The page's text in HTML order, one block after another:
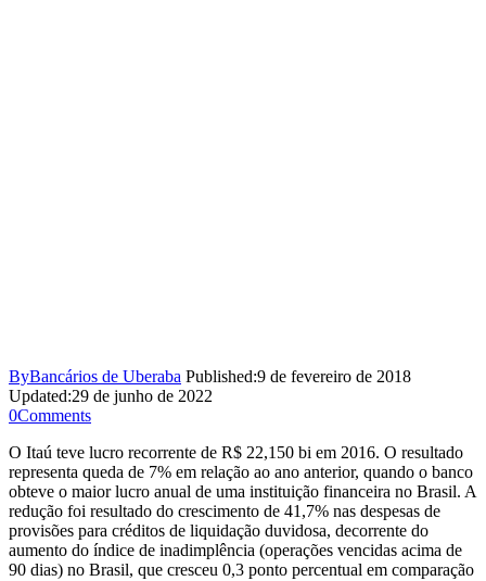
ByBancários de Uberaba Published:9 de fevereiro de 2018
Updated:29 de junho de 2022
0Comments
O Itaú teve lucro recorrente de R$ 22,150 bi em 2016. O resultado
representa queda de 7% em relação ao ano anterior, quando o banco
obteve o maior lucro anual de uma instituição financeira no Brasil. A
redução foi resultado do crescimento de 41,7% nas despesas de
provisões para créditos de liquidação duvidosa, decorrente do
aumento do índice de inadimplência (operações vencidas acima de
90 dias) no Brasil, que cresceu 0,3 ponto percentual em comparação